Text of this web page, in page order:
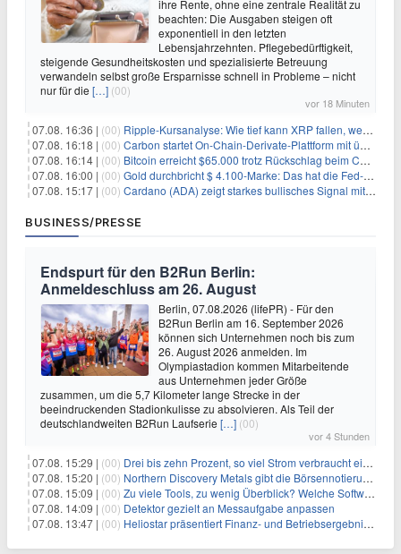
ihre Rente, ohne eine zentrale Realität zu
beachten: Die Ausgaben steigen oft
exponentiell in den letzten
Lebensjahrzehnten. Pflegebedürftigkeit,
steigende Gesundheitskosten und spezialisierte Betreuung
verwandeln selbst große Ersparnisse schnell in Probleme – nicht
nur für die […] (00)
vor 18 Minuten
07.08. 16:36 | (00) Ripple-Kursanalyse: Wie tief kann XRP fallen, wenn die $1-Unterstützung am Wochenende verloren geht?
07.08. 16:18 | (00) Carbon startet On-Chain-Derivate-Plattform mit über 950 Märkten in einem Konto
07.08. 16:14 | (00) Bitcoin erreicht $65.000 trotz Rückschlag beim CLARITY Act und fehlendem US-Iran-Abkommen
07.08. 16:00 | (00) Gold durchbricht $ 4.100-Marke: Das hat die Fed-Entscheidung ausgelöst
07.08. 15:17 | (00) Cardano (ADA) zeigt starkes bullisches Signal mit Potenzial für 200% Kursanstieg
BUSINESS/PRESSE
Endspurt für den B2Run Berlin:
Anmeldeschluss am 26. August
Berlin, 07.08.2026 (lifePR) - Für den
B2Run Berlin am 16. September 2026
können sich Unternehmen noch bis zum
26. August 2026 anmelden. Im
Olympiastadion kommen Mitarbeitende
aus Unternehmen jeder Größe
zusammen, um die 5,7 Kilometer lange Strecke in der
beeindruckenden Stadionkulisse zu absolvieren. Als Teil der
deutschlandweiten B2Run Laufserie […] (00)
vor 4 Stunden
07.08. 15:29 | (00) Drei bis zehn Prozent, so viel Strom verbraucht ein Aufzug im Gebäude
07.08. 15:20 | (00) Northern Discovery Metals gibt die Börsennotierung an der Frankfurter Wertpapierbörse bekannt
07.08. 15:09 | (00) Zu viele Tools, zu wenig Überblick? Welche Software IT-Dienstleister wirklich brauchen
07.08. 14:09 | (00) Detektor gezielt an Messaufgabe anpassen
07.08. 13:47 | (00) Heliostar präsentiert Finanz- und Betriebsergebnis für das zweite Quartal 2026 mit Goldproduktion und Barreserven in Rekordhöhe